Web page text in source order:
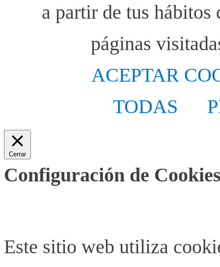
a partir de tus
páginas
ACEPTAR
TODAS
Cerrar
Configuración de
Este sitio web utiliza